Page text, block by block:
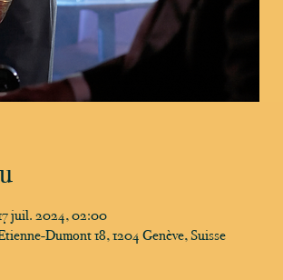
juil. 2024, 02:00
Dumont 18, 1204 Genève, Suisse